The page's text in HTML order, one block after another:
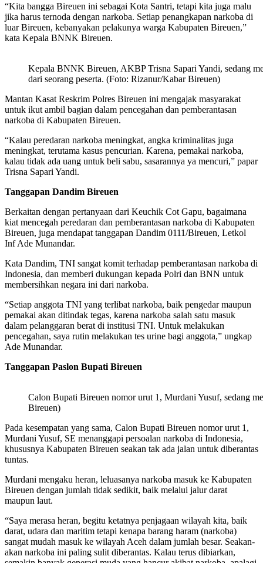
“Kita bangga Bireuen ini sebagai Kota Santri, tetapi kita juga malu
jika harus ternoda dengan narkoba. Setiap penangkapan narkoba di
luar Bireuen, kebanyakan pelakunya warga Kabupaten Bireuen,”
kata Kepala BNNK Bireuen.
Kepala BNNK Bireuen, AKBP Trisna Sapari Yandi, sedang
dari seorang peserta. (Foto: Rizanur/Kabar Bireuen)
Mantan Kasat Reskrim Polres Bireuen ini mengajak masyarakat
untuk ikut ambil bagian dalam pencegahan dan pemberantasan
narkoba di Kabupaten Bireuen.
“Kalau peredaran narkoba meningkat, angka kriminalitas juga
meningkat, terutama kasus pencurian. Karena, pemakai narkoba,
kalau tidak ada uang untuk beli sabu, sasarannya ya mencuri,” papar
Trisna Sapari Yandi.
Tanggapan Dandim Bireuen
Berkaitan dengan pertanyaan dari Keuchik Cot Gapu, bagaimana
kiat mencegah peredaran dan pemberantasan narkoba di Kabupaten
Bireuen, juga mendapat tanggapan Dandim 0111/Bireuen, Letkol
Inf Ade Munandar.
Kata Dandim, TNI sangat komit terhadap pemberantasan narkoba di
Indonesia, dan memberi dukungan kepada Polri dan BNN untuk
membersihkan negara ini dari narkoba.
“Setiap anggota TNI yang terlibat narkoba, baik pengedar maupun
pemakai akan ditindak tegas, karena narkoba salah satu masuk
dalam pelanggaran berat di institusi TNI. Untuk melakukan
pencegahan, saya rutin melakukan tes urine bagi anggota,” ungkap
Ade Munandar.
Tanggapan Paslon Bupati Bireuen
Calon Bupati Bireuen nomor urut 1, Murdani Yusuf, sedang
Bireuen)
Pada kesempatan yang sama, Calon Bupati Bireuen nomor urut 1,
Murdani Yusuf, SE menanggapi persoalan narkoba di Indonesia,
khususnya Kabupaten Bireuen seakan tak ada jalan untuk diberantas
tuntas.
Murdani mengaku heran, leluasanya narkoba masuk ke Kabupaten
Bireuen dengan jumlah tidak sedikit, baik melalui jalur darat
maupun laut.
“Saya merasa heran, begitu ketatnya penjagaan wilayah kita, baik
darat, udara dan maritim tetapi kenapa barang haram (narkoba)
sangat mudah masuk ke wilayah Aceh dalam jumlah besar. Seakan-
akan narkoba ini paling sulit diberantas. Kalau terus dibiarkan,